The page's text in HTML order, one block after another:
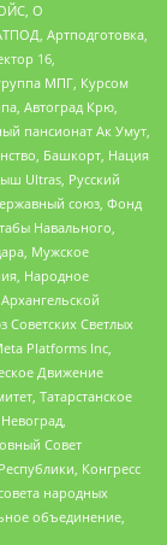
О
Артподготовка,
16,
МПГ, Курсом
Автоград Крю,
пансионат Ак Умут,
Башкорт, Нация
Ultras, Русский
союз, Фонд
Навального,
Мужское
Народное
Светлых
Platforms Inc,
Движение
Татарстанское
Совет
Конгресс
народных
объединение,